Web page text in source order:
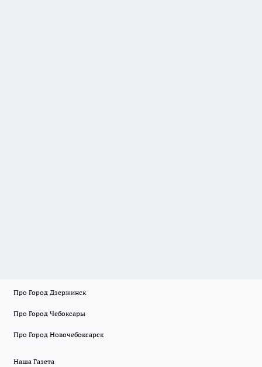
Про Город Дзержинск
Про Город Чебоксары
Про Город Новочебоксарск
Наша Газета